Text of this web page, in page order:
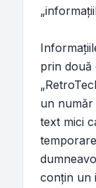
prin două
un
text mici
conţin un